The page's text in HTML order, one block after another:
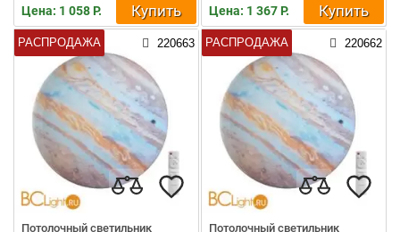
Цена: 1 058 Р. Купить Цена: 1 367 Р. Купить
РАСПРОДАЖА 220663
Потолочный светильник
РАСПРОДАЖА 220662
Потолочный светильник